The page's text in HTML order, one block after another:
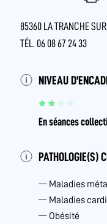
85360 LA TRANCHE
TÉL. 06 08 67 24 33
NIVEAU
En séances
PATHOLOGIE(S)
Maladies
Maladies
Obésité